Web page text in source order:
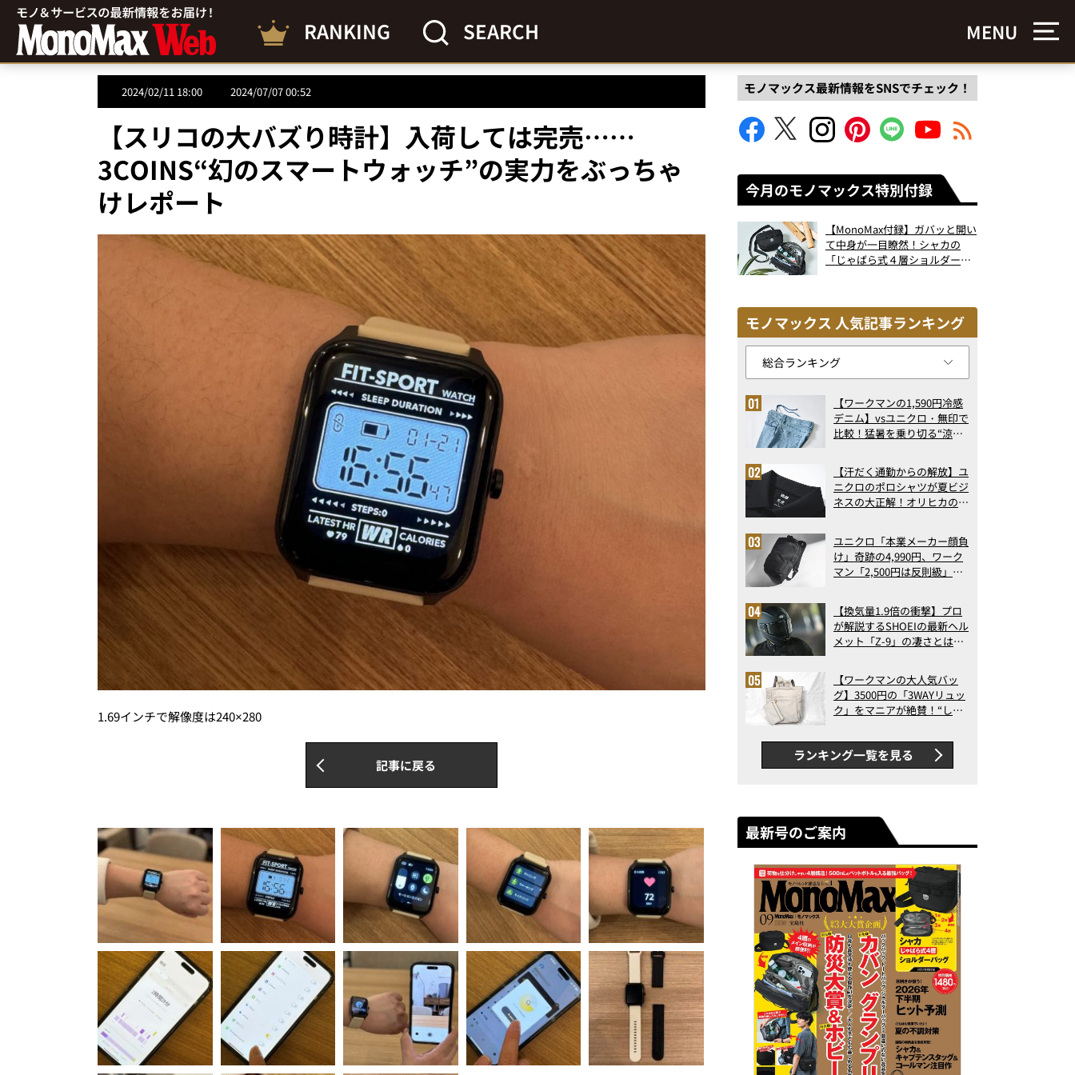
RANKING SEARCH MENU
2024/02/11 18:00 2024/07/07 00:52
【スリコの大バズり時計】入荷しては完売……
3COINS“幻のスマートウォッチ”の実力をぶっちゃ
けレポート
1.69インチで解像度は240×280
記事に戻る
モノマックス最新情報をSNSでチェック！
今月のモノマックス特別付録
【MonoMax付録】ガバッと開い
て中身が一目瞭然！シャカの
「じゃばら式４層ショルダーバ
モノマックス 人気記事ランキング
【ワークマンの1,590円冷感
デニム】vsユニクロ・無印で
比較！猛暑を乗り切る“涼感
で決定版
【汗だく通勤からの解放】ユ
ニクロのポロシャツが夏ビジ
ネスの大正解！オリヒカの透
アの実力
ユニクロ「本業メーカー顔負
け」奇跡の4,990円、ワーク
マン「2,500円は反則級」凄
ト3】（2026年6月版）
【換気量1.9倍の衝撃】プロ
が解説するSHOEIの最新ヘル
メット「Z-9」の凄さとは？
ス【ワークマンの大人気バッ
グ】3500円の「3WAYリュッ
ク」をマニアが絶賛！“しご
判以上に優秀だった
ランキング一覧を見る
最新号のご案内